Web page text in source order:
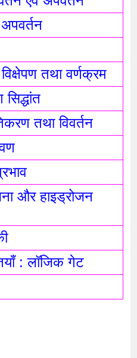
तथा वर्णक्रम
तथा विवर्तन
और हाइड्रोजन
: लॉजिक गेट